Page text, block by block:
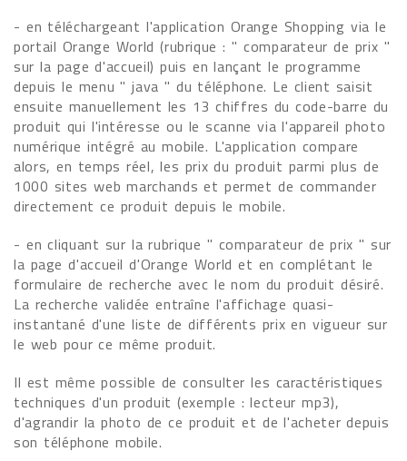
- en téléchargeant l'application Orange Shopping via le
portail Orange World (rubrique : " comparateur de prix "
sur la page d'accueil) puis en lançant le programme
depuis le menu " java " du téléphone. Le client saisit
ensuite manuellement les 13 chiffres du code-barre du
produit qui l'intéresse ou le scanne via l'appareil photo
numérique intégré au mobile. L'application compare
alors, en temps réel, les prix du produit parmi plus de
1000 sites web marchands et permet de commander
directement ce produit depuis le mobile.
- en cliquant sur la rubrique " comparateur de prix " sur
la page d'accueil d'Orange World et en complétant le
formulaire de recherche avec le nom du produit désiré.
La recherche validée entraîne l'affichage quasi-
instantané d'une liste de différents prix en vigueur sur
le web pour ce même produit.
Il est même possible de consulter les caractéristiques
techniques d'un produit (exemple : lecteur mp3),
d'agrandir la photo de ce produit et de l'acheter depuis
son téléphone mobile.